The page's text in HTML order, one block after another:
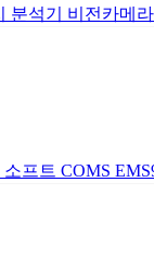
분석기 비전카메라
프트 COMS